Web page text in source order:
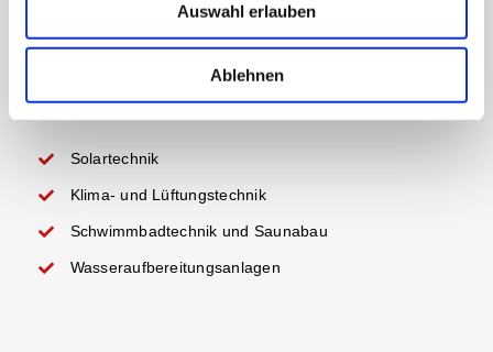
Auswahl erlauben
Ablehnen
Sanitär-Installationen
Solartechnik
Klima- und Lüftungstechnik
Schwimmbadtechnik und Saunabau
Wasseraufbereitungsanlagen